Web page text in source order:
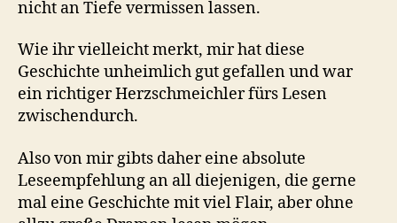
nicht an Tiefe vermissen lassen.
Wie ihr vielleicht merkt, mir hat diese
Geschichte unheimlich gut gefallen und war
ein richtiger Herzschmeichler fürs Lesen
zwischendurch.
Also von mir gibts daher eine absolute
Leseempfehlung an all diejenigen, die gerne
mal eine Geschichte mit viel Flair, aber ohne